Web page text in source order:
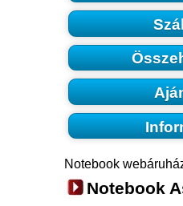
Notebook
Notebook